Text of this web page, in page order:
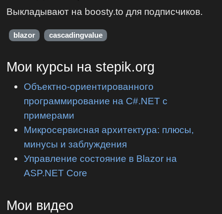
Выкладывают на boosty.to для подписчиков.
blazor cascadingvalue
Мои курсы на stepik.org
Объектно-ориентированного
программирование на C#.NET с
примерами
Микросервисная архитектура: плюсы,
минусы и заблуждения
Управление состояние в Blazor на
ASP.NET Core
Мои видео